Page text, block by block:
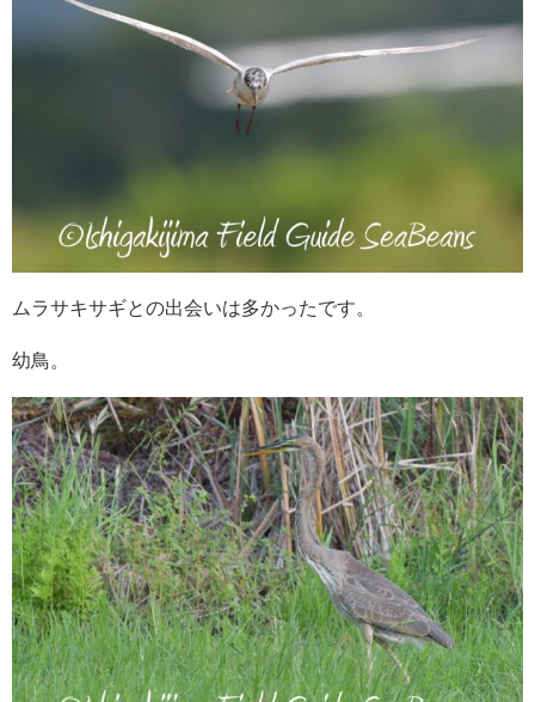
ムラサキサギとの出会いは多かったです。
幼鳥。